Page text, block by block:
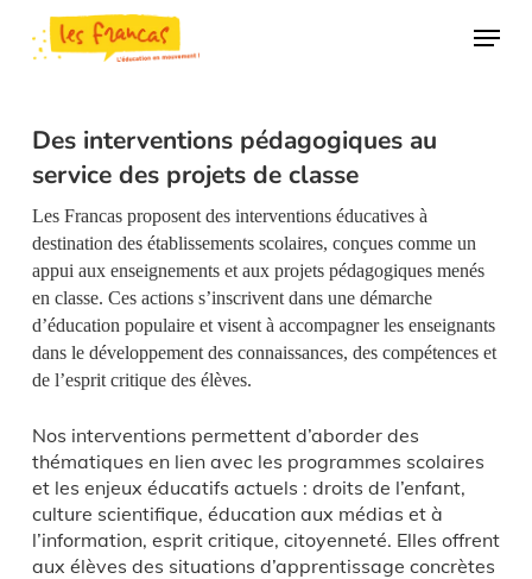
Panneau de gestion des cookies
main
Menu
Des interventions pédagogiques au
service des projets de classe
Les Francas proposent des interventions éducatives à
destination des établissements scolaires, conçues comme un
appui aux enseignements et aux projets pédagogiques menés
en classe. Ces actions s’inscrivent dans une démarche
d’éducation populaire et visent à accompagner les enseignants
dans le développement des connaissances, des compétences et
de l’esprit critique des élèves.
Nos interventions permettent d’aborder des
thématiques en lien avec les programmes scolaires
et les enjeux éducatifs actuels : droits de l’enfant,
culture scientifique, éducation aux médias et à
l’information, esprit critique, citoyenneté. Elles offrent
aux élèves des situations d’apprentissage concrètes